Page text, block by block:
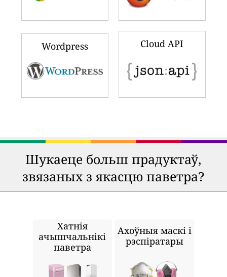
Wordpress Cloud API
Шукаеце больш прадуктаў,
звязаных з якасцю паветра?
Хатнія
ачышчальнікі
паветра
Ахоўныя маскі і
рэспіратары